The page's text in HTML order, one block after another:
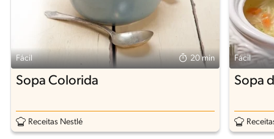
Fácil 20 min
Sopa Colorida
Receitas Nestlé
Fácil
Sopa